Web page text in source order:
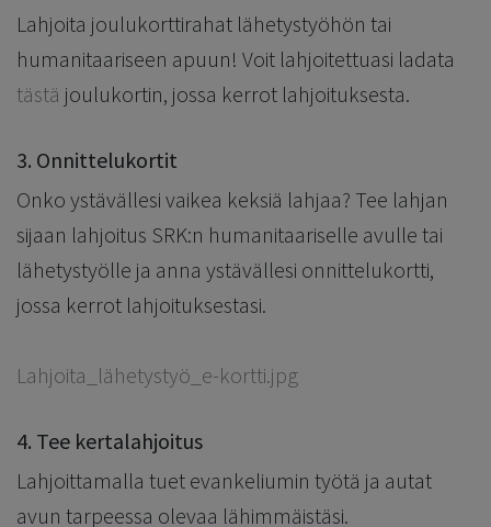
Lahjoita joulukorttirahat lähetystyöhön tai
humanitaariseen apuun! Voit lahjoitettuasi ladata
tästä joulukortin, jossa kerrot lahjoituksesta.
3. Onnittelukortit
Onko ystävällesi vaikea keksiä lahjaa? Tee lahjan
sijaan lahjoitus SRK:n humanitaariselle avulle tai
lähetystyölle ja anna ystävällesi onnittelukortti,
jossa kerrot lahjoituksestasi.
Lahjoita_lähetystyö_e-kortti.jpg
4. Tee kertalahjoitus
Lahjoittamalla tuet evankeliumin työtä ja autat
avun tarpeessa olevaa lähimmäistäsi.